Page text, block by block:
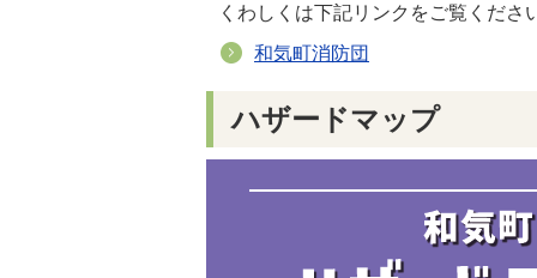
くわしくは下記リンクをご覧くださ
和気町消防団
ハザードマップ